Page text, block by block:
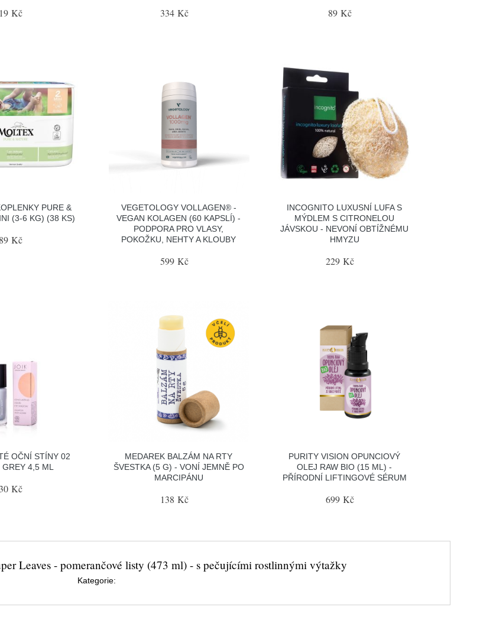
Kč 334 Kč 89 Kč
PURE &
(3-6 KG) (38 KS)
Kč
VEGETOLOGY VOLLAGEN® -
VEGAN KOLAGEN (60 KAPSLÍ) -
PODPORA PRO VLASY,
POKOŽKU, NEHTY A KLOUBY
599 Kč
INCOGNITO LUXUSNÍ LUFA S
MÝDLEM S CITRONELOU
JÁVSKOU - NEVONÍ OBTÍŽNÉMU
HMYZU
229 Kč
OČNÍ STÍNY 02
GREY 4,5 ML
Kč
MEDAREK BALZÁM NA RTY
ŠVESTKA (5 G) - VONÍ JEMNĚ PO
MARCIPÁNU
138 Kč
PURITY VISION OPUNCIOVÝ
OLEJ RAW BIO (15 ML) -
PŘÍRODNÍ LIFTINGOVÉ SÉRUM
699 Kč
Leaves - pomerančové listy (473 ml) - s pečujícími rostlinnými výtažky
Kategorie: